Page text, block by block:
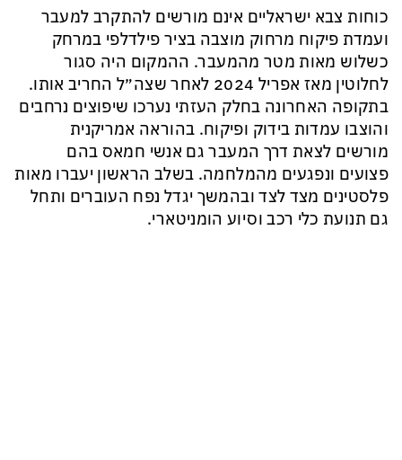
כוחות צבא ישראליים אינם מורשים להתקרב למעבר
ועמדת פיקוח מרחוק מוצבה בציר פילדלפי במרחק
כשלוש מאות מטר מהמעבר. ההמקום היה סגור
לחלוטין מאז אפריל 2024 לאחר שצה״ל החריב אותו.
בתקופה האחרונה בחלק העזתי נערכו שיפוצים נרחבים
והוצבו עמדות בידוק ופיקוח. בהוראה אמריקנית
מורשים לצאת דרך המעבר גם אנשי חמאס בהם
פצועים ונפגעים מהמלחמה. בשלב הראשון יעברו מאות
פלסטינים מצד לצד ובהמשך יגדל נפח העוברים ותחל
גם תנועת כלי רכב וסיוע הומניטארי.